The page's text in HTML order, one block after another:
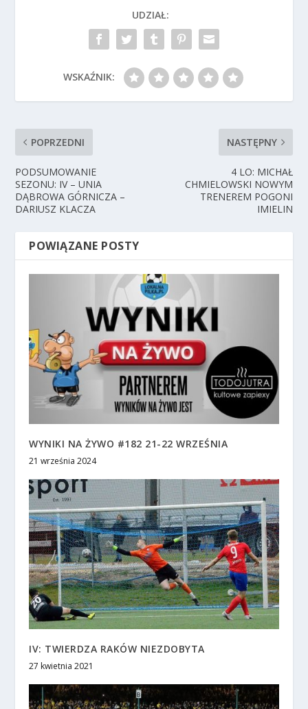
UDZIAŁ:
WSKAŹNIK:
POPRZEDNI
PODSUMOWANIE
SEZONU: IV – UNIA
DĄBROWA GÓRNICZA –
DARIUSZ KLACZA
NASTĘPNY
4 LO: MICHAŁ
CHMIELOWSKI NOWYM
TRENEREM POGONI
IMIELIN
POWIĄZANE POSTY
WYNIKI NA ŻYWO #182 21-22 WRZEŚNIA
21 września 2024
IV: TWIERDZA RAKÓW NIEZDOBYTA
27 kwietnia 2021